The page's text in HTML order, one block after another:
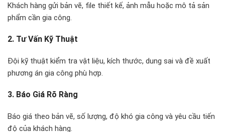
Khách hàng gửi bản vẽ, file thiết kế, ảnh mẫu hoặc mô tả sản
phẩm cần gia công.
2. Tư Vấn Kỹ Thuật
Đội kỹ thuật kiểm tra vật liệu, kích thước, dung sai và đề xuất
phương án gia công phù hợp.
3. Báo Giá Rõ Ràng
Báo giá theo bản vẽ, số lượng, độ khó gia công và yêu cầu tiến
độ của khách hàng.